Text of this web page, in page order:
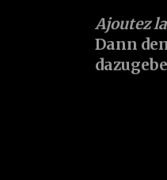
Ajoutez
Dann